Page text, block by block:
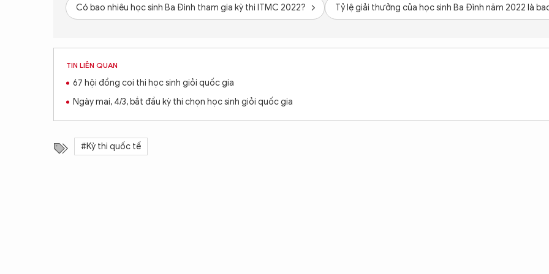
Có bao nhiêu học sinh Ba Đình tham gia kỳ thi ITMC 2022? Tỷ lệ giải thưởng của học sinh Ba Đình năm 2022 là bao
TIN LIÊN QUAN
67 hội đồng coi thi học sinh giỏi quốc gia
Ngày mai, 4/3, bắt đầu kỳ thi chọn học sinh giỏi quốc gia
#Kỳ thi quốc tế